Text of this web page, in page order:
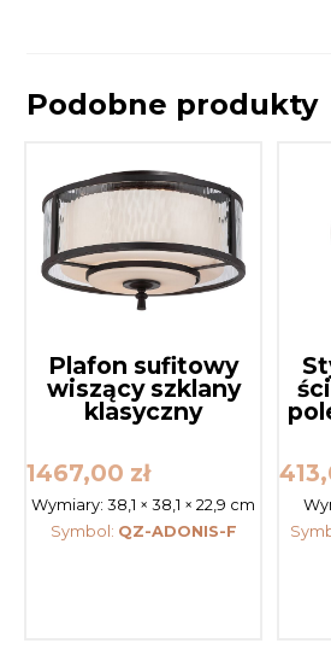
Podobne produkty
Plafon sufitowy
wiszący szklany
klasyczny
1467,00 zł
Wymiary:38,1 × 38,1 × 22,9 cm
Symbol: QZ-ADONIS-F